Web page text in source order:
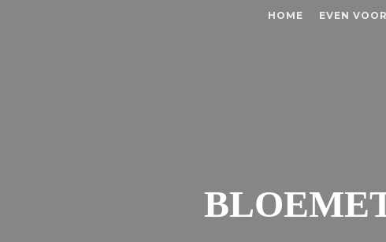
HOME EVEN